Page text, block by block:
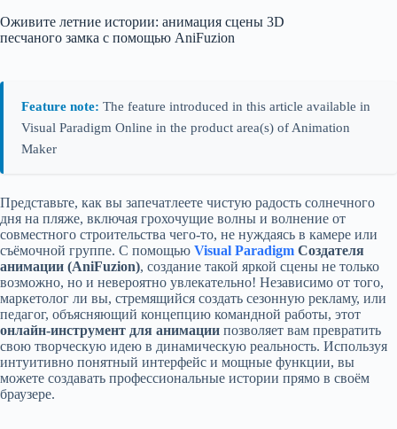
Оживите летние истории: анимация сцены 3D
песчаного замка с помощью AniFuzion
Feature note: The feature introduced in this article available in
Visual Paradigm Online in the product area(s) of Animation
Maker
Представьте, как вы запечатлеете чистую радость солнечного
дня на пляже, включая грохочущие волны и волнение от
совместного строительства чего-то, не нуждаясь в камере или
съёмочной группе. С помощью Visual Paradigm Создателя
анимации (AniFuzion), создание такой яркой сцены не только
возможно, но и невероятно увлекательно! Независимо от того,
маркетолог ли вы, стремящийся создать сезонную рекламу, или
педагог, объясняющий концепцию командной работы, этот
онлайн-инструмент для анимации позволяет вам превратить
свою творческую идею в динамическую реальность. Используя
интуитивно понятный интерфейс и мощные функции, вы
можете создавать профессиональные истории прямо в своём
браузере.